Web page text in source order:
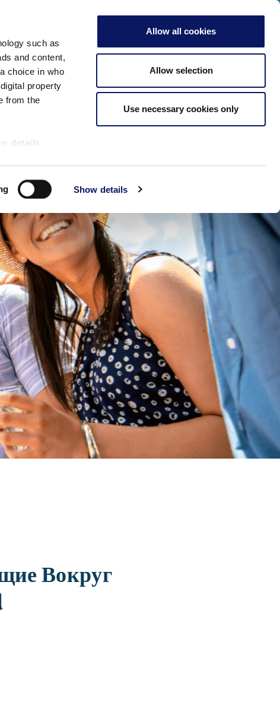
such as
and content,
choice in who
property
from the
details
analyse our
and
or that
Show details
Allow all cookies
Allow selection
Use necessary cookies only
Встречи и
мероприятия
Подробнее
Сейчас
Проверить Наличие
Вокруг